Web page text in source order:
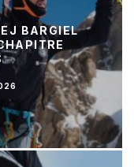
BARGIEL